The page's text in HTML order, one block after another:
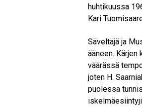
huhtikuussa
Kari
Säveltäjä ja
ääneen.
väärässä
joten H.
puolessa